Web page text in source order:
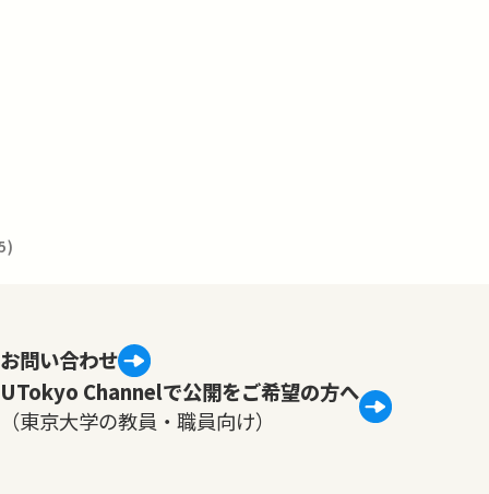
お問い合わせ
UTokyo Channelで公開をご希望の方へ
（東京大学の教員・職員向け）